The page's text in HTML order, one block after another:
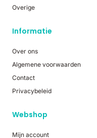
Overige
Informatie
Over ons
Algemene voorwaarden
Contact
Privacybeleid
Webshop
Mijn account